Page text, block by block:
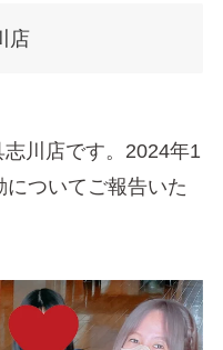
店
川店です。2024年1
についてご報告いた